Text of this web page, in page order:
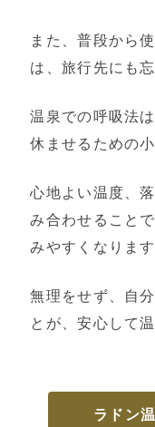
また、普段から
は、旅行先にも
温泉での呼吸法
休ませるための
心地よい温度、
み合わせること
みやすくなります
無理をせず、自
とが、安心して
ラドン